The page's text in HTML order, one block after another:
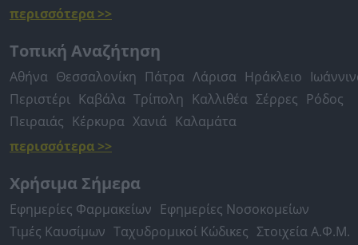
περισσότερα >>
Τοπική Αναζήτηση
Αθήνα Θεσσαλονίκη Πάτρα Λάρισα Ηράκλειο
Περιστέρι Καβάλα Τρίπολη Καλλιθέα Σέρρες Ρόδος
Πειραιάς Κέρκυρα Χανιά Καλαμάτα
περισσότερα >>
Χρήσιμα Σήμερα
Εφημερίες Φαρμακείων Εφημερίες Νοσοκομείων
Τιμές Καυσίμων Ταχυδρομικοί Κώδικες Στοιχεία Α.Φ.Μ.